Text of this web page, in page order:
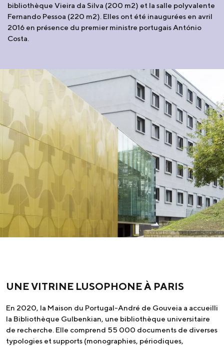
bibliothèque Vieira da Silva (200 m2) et la salle polyvalente
Fernando Pessoa (220 m2). Elles ont été inaugurées en avril
2016 en présence du premier ministre portugais António
Costa.
UNE VITRINE LUSOPHONE À PARIS
En 2020, la Maison du Portugal-André de Gouveia a accueilli
la Bibliothèque Gulbenkian, une bibliothèque universitaire
de recherche. Elle comprend 55 000 documents de diverses
typologies et supports (monographies, périodiques,